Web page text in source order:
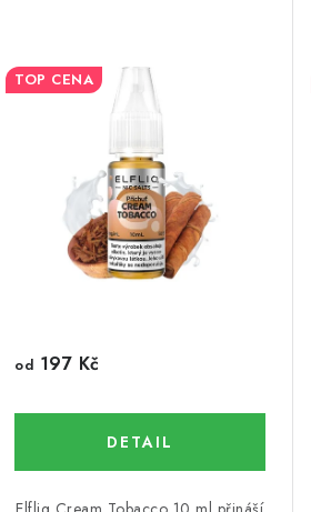
TOP CENA
od 197 Kč